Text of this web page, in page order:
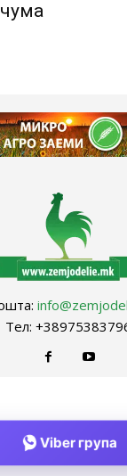
Тел:
Viber група